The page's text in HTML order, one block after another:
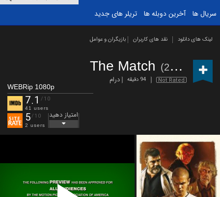
سریال ها
آخرین دوبله ها تریلر های جدید
لینک های دانلود نقد های کاربران بازیگران و عوامل
The Match (2019)
Not Rated 94 دقیقه درام
WEBRip 1080p
7.1 /10
41 users
5/10
2 users
امتیاز دهید